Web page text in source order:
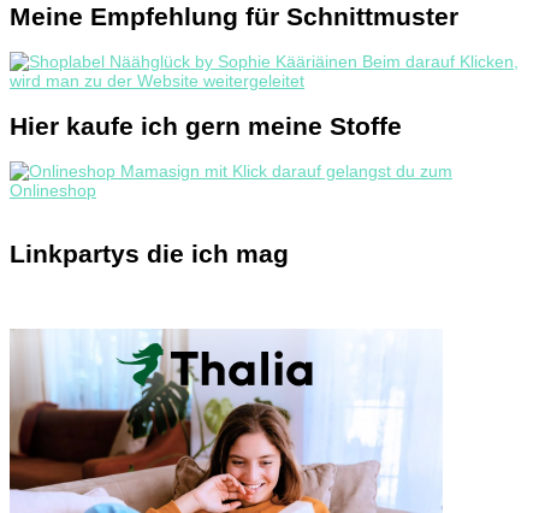
Meine Empfehlung für Schnittmuster
Hier kaufe ich gern meine Stoffe
Linkpartys die ich mag